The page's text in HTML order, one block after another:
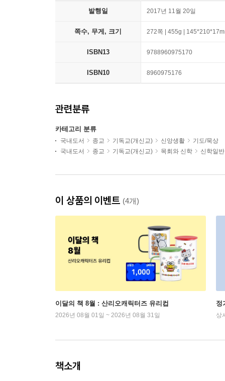
발행일 2017년 11월 20일
쪽수, 무게, 크기 272쪽 | 455g |
ISBN13 9788960975170
ISBN10 8960975176
관련분류
카테고리 분류
국내도서 종교 기독교(개신교) 신앙생활
기도/묵상
국내도서
종교 기독교(개신교) 목회와 신학 신학일반
이 상품의 이벤트 (4개)
이달의 책 8월 : 산리오캐릭터즈 유리컵
2026년 08월 01일 ~ 2026년 08월 31일
정
상
책소개